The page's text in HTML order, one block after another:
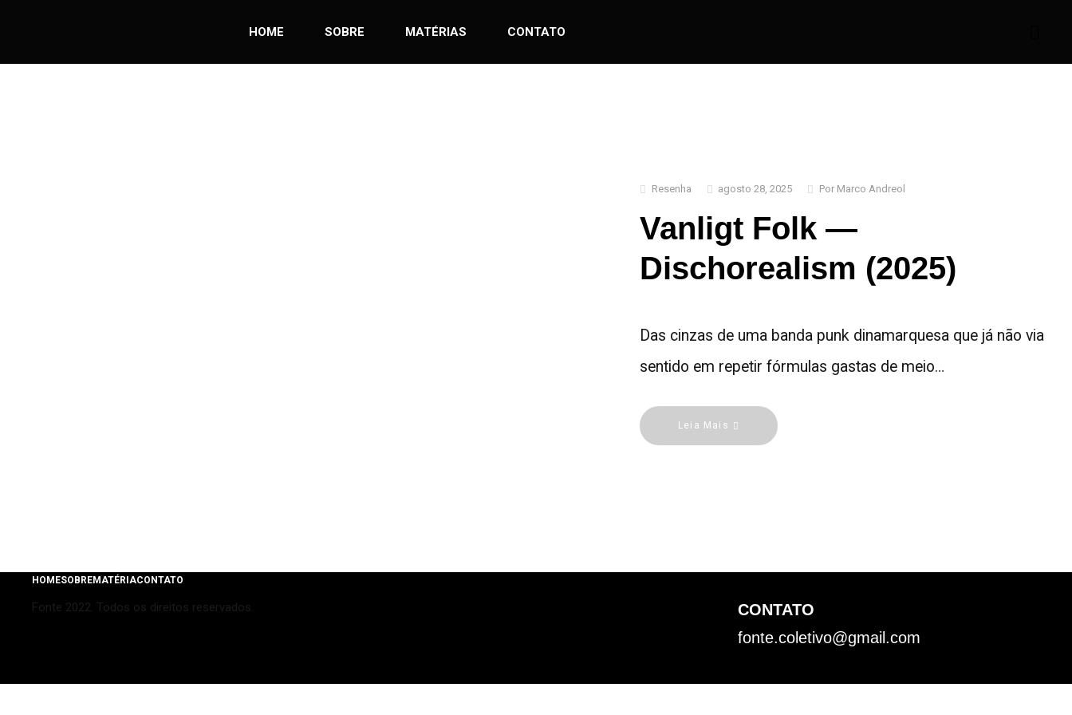
HOME SOBRE MATÉRIAS CONTATO
Resenha agosto 28, 2025 Por Marco Andreol
Vanligt Folk —
Dischorealism (2025)
Das cinzas de uma banda punk dinamarquesa que já não via
sentido em repetir fórmulas gastas de meio…
Leia Mais
HOMESOBREMATÉRIACONTATO
Fonte 2022. Todos os direitos reservados.
CONTATO
fonte.coletivo@gmail.com